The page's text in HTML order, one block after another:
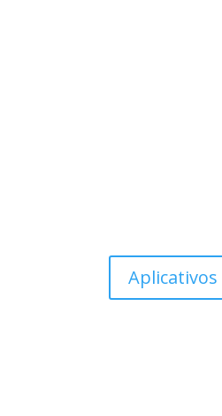
Aplicativos